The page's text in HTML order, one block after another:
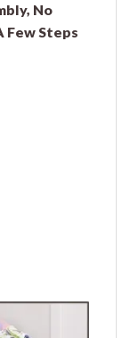
No
Few Steps